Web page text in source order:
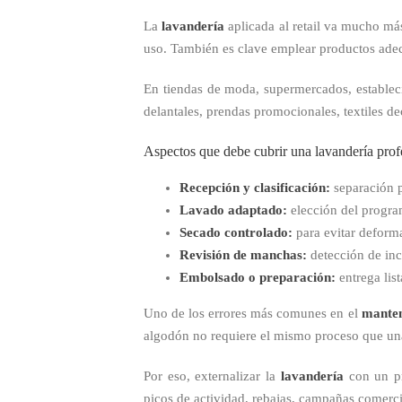
Lalavandería aplicada al retail va mucho
uso. También es clave emplear productos
En tiendas de moda, supermercados,
delantales, prendas promocionales, textiles
Aspectos que debe cubrir una lavandería
Recepción y clasificación: separación
Lavado adaptado: elección del
Secado controlado: para evitar
Revisión de manchas: detección de
Embolsado o preparación: entrega
Uno de los errores más comunes en el
algodón no requiere el mismo proceso que
Por eso, externalizar la lavandería con un
picos de actividad, rebajas, campañas